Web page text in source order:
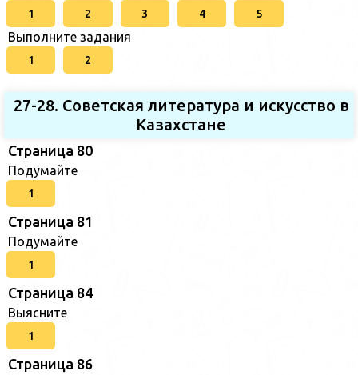
1 2 3 4 5
Выполните задания
1 2
27-28. Советская литература и искусство в
Казахстане
Страница 80
Подумайте
1
Страница 81
Подумайте
1
Страница 84
Выясните
1
Страница 86